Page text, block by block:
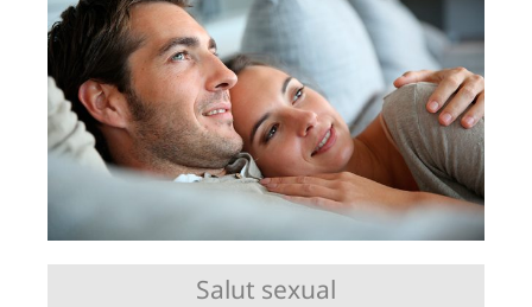
Salut sexual